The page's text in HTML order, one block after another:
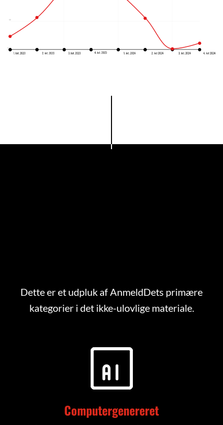
Dette er et udpluk af AnmeldDets primære
kategorier i det ikke-ulovlige materiale.
Computergenereret